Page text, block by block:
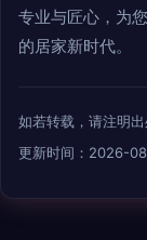
专业与匠心，为
的居家新时代。
如若转载，请注明
更新时间：2026-